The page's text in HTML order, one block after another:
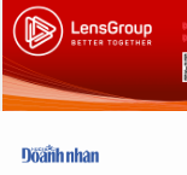
Skip
to
content